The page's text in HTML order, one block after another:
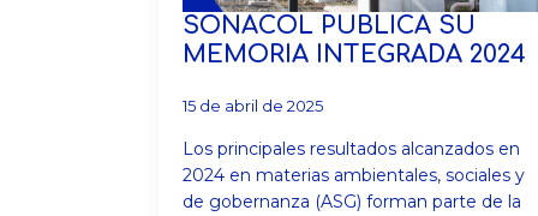
SONACOL PUBLICA SU
MEMORIA INTEGRADA 2024
15 de abril de 2025
Los principales resultados alcanzados en
2024 en materias ambientales, sociales y
de gobernanza (ASG) forman parte de la